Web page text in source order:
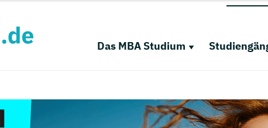
Das MBA Studium